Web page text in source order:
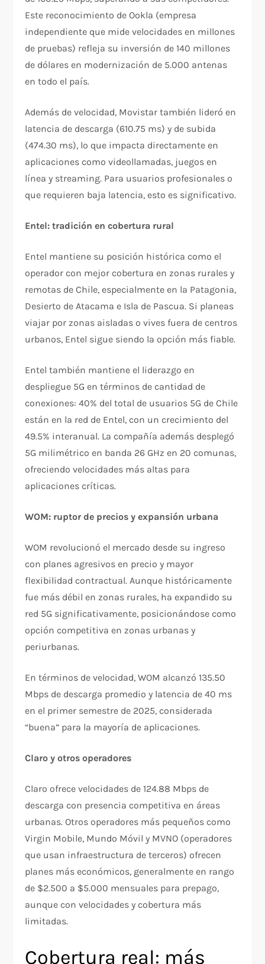
Este reconocimiento de Ookla (empresa
independiente que mide velocidades en millones
de pruebas) refleja su inversión de 140 millones
de dólares en modernización de 5.000 antenas
en todo el país.​
Además de velocidad, Movistar también lideró en
latencia de descarga (610.75 ms) y de subida
(474.30 ms), lo que impacta directamente en
aplicaciones como videollamadas, juegos en
línea y streaming. Para usuarios profesionales o
que requieren baja latencia, esto es significativo.​
Entel: tradición en cobertura rural
Entel mantiene su posición histórica como el
operador con mejor cobertura en zonas rurales y
remotas de Chile, especialmente en la Patagonia,
Desierto de Atacama e Isla de Pascua. Si planeas
viajar por zonas aisladas o vives fuera de centros
urbanos, Entel sigue siendo la opción más fiable.​
Entel también mantiene el liderazgo en
despliegue 5G en términos de cantidad de
conexiones: 40% del total de usuarios 5G de Chile
están en la red de Entel, con un crecimiento del
49.5% interanual. La compañía además desplegó
5G milimétrico en banda 26 GHz en 20 comunas,
ofreciendo velocidades más altas para
aplicaciones críticas.​
WOM: ruptor de precios y expansión urbana
WOM revolucionó el mercado desde su ingreso
con planes agresivos en precio y mayor
flexibilidad contractual. Aunque históricamente
fue más débil en zonas rurales, ha expandido su
red 5G significativamente, posicionándose como
opción competitiva en zonas urbanas y
periurbanas.​
En términos de velocidad, WOM alcanzó 135.50
Mbps de descarga promedio y latencia de 40 ms
en el primer semestre de 2025, considerada
“buena” para la mayoría de aplicaciones.​
Claro y otros operadores
Claro ofrece velocidades de 124.88 Mbps de
descarga con presencia competitiva en áreas
urbanas. Otros operadores más pequeños como
Virgin Mobile, Mundo Móvil y MVNO (operadores
que usan infraestructura de terceros) ofrecen
planes más económicos, generalmente en rango
de $2.500 a $5.000 mensuales para prepago,
aunque con velocidades y cobertura más
limitadas.​
Cobertura real: más